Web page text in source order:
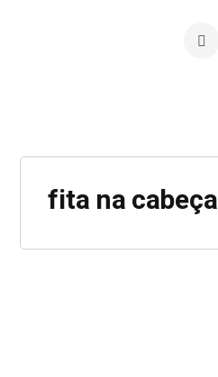
fita na cabeça